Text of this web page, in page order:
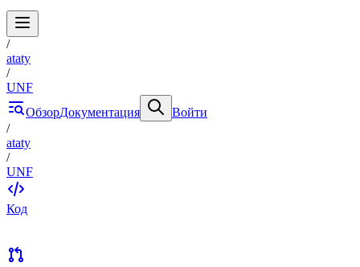
/
ataty
/
UNF
ОбзорДокументация
Войти
/
ataty
/
UNF
Код